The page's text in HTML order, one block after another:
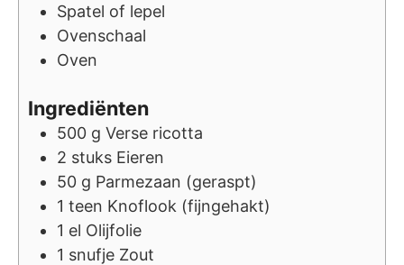
Spatel of lepel
Ovenschaal
Oven
Ingrediënten
500 g Verse ricotta
2 stuks Eieren
50 g Parmezaan (geraspt)
1 teen Knoflook (fijngehakt)
1 el Olijfolie
1 snufje Zout